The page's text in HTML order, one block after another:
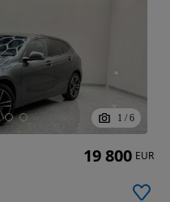
1 / 6
19 800 EUR